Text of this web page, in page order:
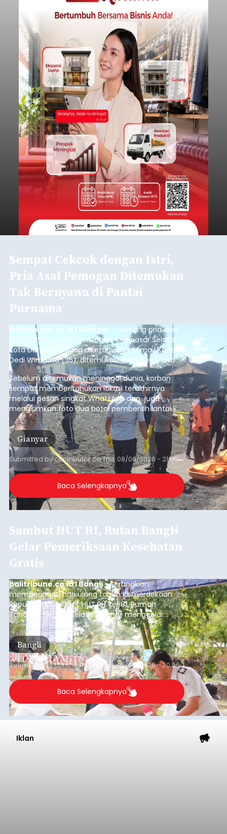
Sempat Cekcok dengan Istri,
Pria Asal Pemogan Ditemukan
Tak Bernyawa di Pantai
Purnama
balitribune.co.id I Gianyar - Seorang pria asal
Lingkungan Dalem, Pemogan, Denpasar Selatan,
Kota Denpasar, yang diketahui bernama I Kadek
Dedi Wiranata (35), ditemukan tidak bernyawa di
pesisir Pantai Purnama, Sukawati.
Sebelum ditemukan meninggal dunia, korban
sempat memberitahukan lokasi terakhirnya
melalui pesan singkat WhatsApp dan juga
mengirimkan foto dua botol pembersih lantai ke
istrinya.
Gianyar
Submitted bycontributoronThu, 08/06/2026 - 21:06
Baca Selengkapnya
Sambut HUT RI, Rutan Bangli
Gelar Pemeriksaan Kesehatan
Gratis
balitribune.co.id I Bangli -Serangkian
memperingati hari ulang tahun Kemerdekaan
Republik Indonesia ( HUT RI) ke-81, Rumah
Tahanan Negara Kelas II B Bangli menggelar
kegiatan pemeriksaan kesehatan gratis, Rabu
(6/8/2026).
Bangli
Submitted bycontributor Thu, 08/06/2026 - 20:56
Baca Selengkapnya
Iklan